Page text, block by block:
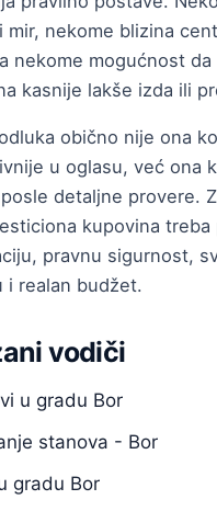
mir, nekome blizina
nekome mogućnost da
kasnije lakše izda ili
obično nije ona
u oglasu, već ona
detaljne provere.
kupovina treba
pravnu sigurnost,
i realan budžet.
vodiči
u gradu Bor
stanova - Bor
gradu Bor